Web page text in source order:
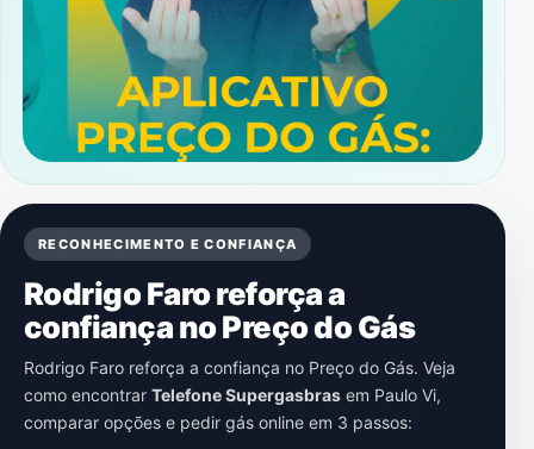
RECONHECIMENTO E CONFIANÇA
Rodrigo Faro reforça a
confiança no Preço do Gás
Rodrigo Faro reforça a confiança no Preço do Gás. Veja
como encontrar Telefone Supergasbras em Paulo Vi,
comparar opções e pedir gás online em 3 passos: